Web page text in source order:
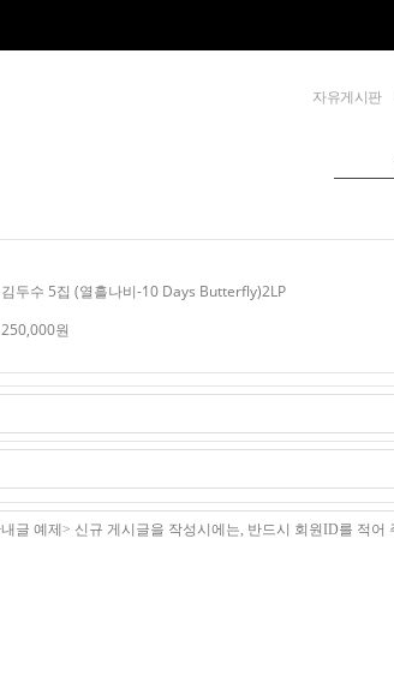
자유게시판
김두수 5집 (열흘나비-10 Days Butterfly)2LP
250,000원